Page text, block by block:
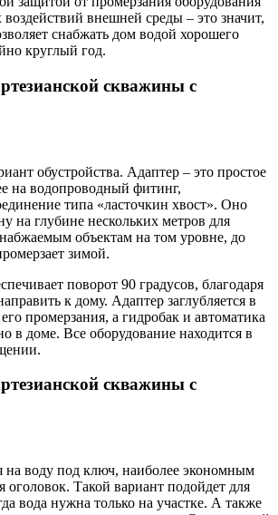
внешней среды – это значит,
снабжать дом водой хорошего
круглый год.
скважины с
обустройства. Адаптер – это простое
на водопроводный фитинг,
типа «ласточкин хвост». Оно
на глубине нескольких метров для
объектам на том уровне, до
зимой.
поворот 90 градусов, благодаря
к дому. Адаптер заглубляется в
промерзания, а гидробак и автоматика
в доме. Все оборудование находится в
скважины с
на воду под ключ, наиболее экономным
оголовок. Такой вариант подойдет для
вода нужна только на участке. А также